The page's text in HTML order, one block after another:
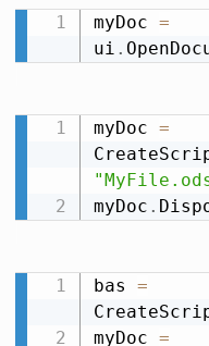
myDoc =
ui .
myDoc =
myDoc .
bas =
myDoc =